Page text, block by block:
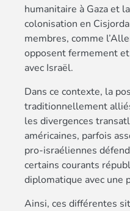
humanitaire à Gaza et
colonisation en
membres, comme
opposent fermement
avec Israël.
Dans ce contexte, la
traditionnellement
les divergences
américaines, parfois
pro-israéliennes
certains courants
diplomatique avec une
Ainsi, ces différentes